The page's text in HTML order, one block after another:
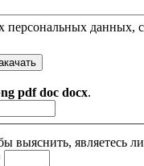
персональных данных,
pdf doc docx.
выяснить, являетесь